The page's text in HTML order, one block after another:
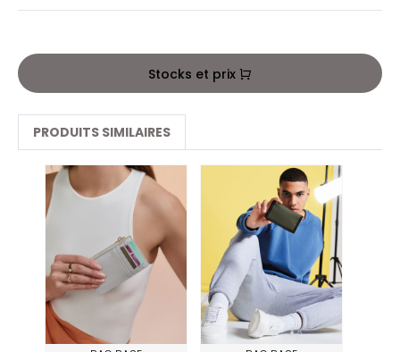
SHIRT
PROFESSIONNELLE
- BLOUSON
COOL
T'S
SERIE
Stocks et prix
PRODUITS SIMILAIRES